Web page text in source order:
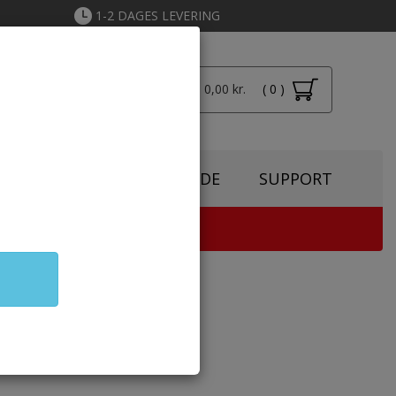
1-2 DAGES LEVERING
Total: 0,00 kr.
( 0 )
TONERGUIDE SUPPORT